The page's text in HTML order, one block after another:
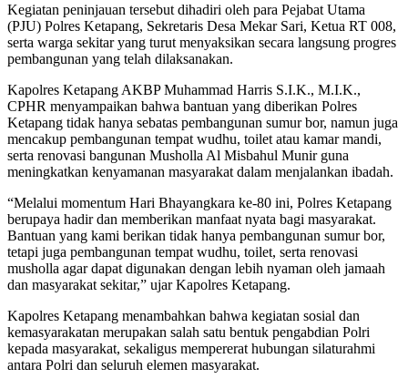
Kegiatan peninjauan tersebut dihadiri oleh para Pejabat Utama
(PJU) Polres Ketapang, Sekretaris Desa Mekar Sari, Ketua RT 008,
serta warga sekitar yang turut menyaksikan secara langsung progres
pembangunan yang telah dilaksanakan.
Kapolres Ketapang AKBP Muhammad Harris S.I.K., M.I.K.,
CPHR menyampaikan bahwa bantuan yang diberikan Polres
Ketapang tidak hanya sebatas pembangunan sumur bor, namun juga
mencakup pembangunan tempat wudhu, toilet atau kamar mandi,
serta renovasi bangunan Musholla Al Misbahul Munir guna
meningkatkan kenyamanan masyarakat dalam menjalankan ibadah.
“Melalui momentum Hari Bhayangkara ke-80 ini, Polres Ketapang
berupaya hadir dan memberikan manfaat nyata bagi masyarakat.
Bantuan yang kami berikan tidak hanya pembangunan sumur bor,
tetapi juga pembangunan tempat wudhu, toilet, serta renovasi
musholla agar dapat digunakan dengan lebih nyaman oleh jamaah
dan masyarakat sekitar,” ujar Kapolres Ketapang.
Kapolres Ketapang menambahkan bahwa kegiatan sosial dan
kemasyarakatan merupakan salah satu bentuk pengabdian Polri
kepada masyarakat, sekaligus mempererat hubungan silaturahmi
antara Polri dan seluruh elemen masyarakat.